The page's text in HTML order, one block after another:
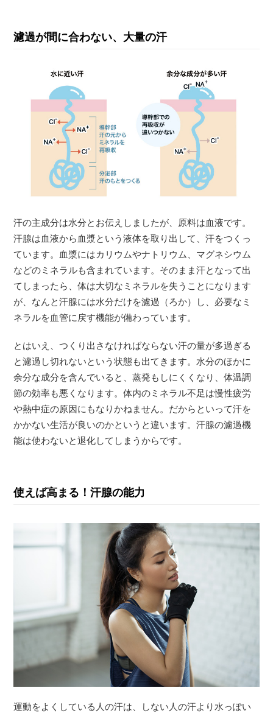
濾過が間に合わない、大量の汗
汗の主成分は水分とお伝えしましたが、原料は血液です。
汗腺は血液から血漿という液体を取り出して、汗をつくっ
ています。血漿にはカリウムやナトリウム、マグネシウム
などのミネラルも含まれています。そのまま汗となって出
てしまったら、体は大切なミネラルを失うことになります
が、なんと汗腺には水分だけを濾過（ろか）し、必要なミ
ネラルを血管に戻す機能が備わっています。
とはいえ、つくり出さなければならない汗の量が多過ぎる
と濾過し切れないという状態も出てきます。水分のほかに
余分な成分を含んでいると、蒸発もしにくくなり、体温調
節の効率も悪くなります。体内のミネラル不足は慢性疲労
や熱中症の原因にもなりかねません。だからといって汗を
かかない生活が良いのかというと違います。汗腺の濾過機
能は使わないと退化してしまうからです。
使えば高まる！汗腺の能力
運動をよくしている人の汗は、しない人の汗より水っぽい